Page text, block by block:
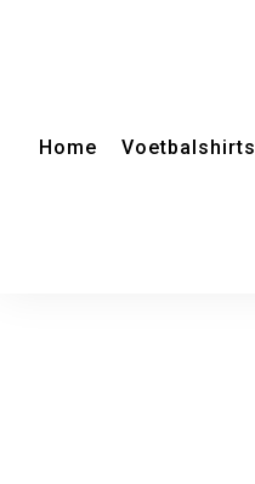
Home Voetbalshirts